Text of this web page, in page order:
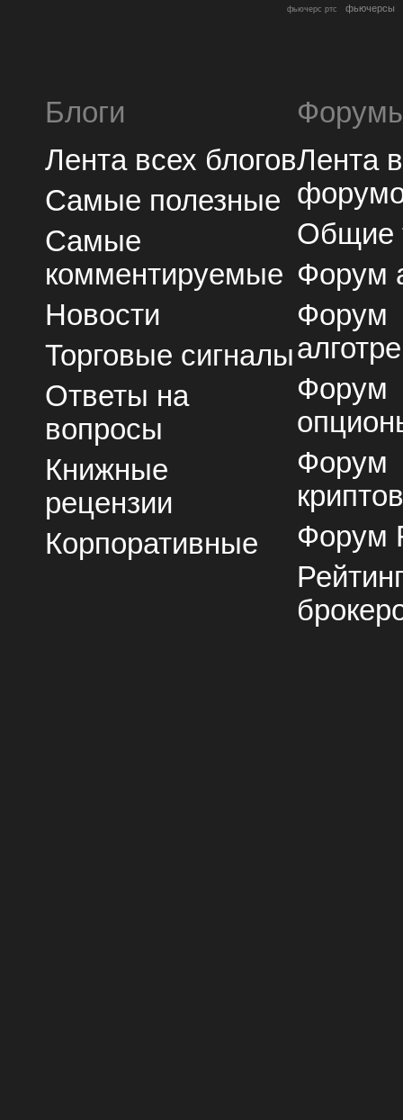
фьючерс ртс фьючерсы
Блоги
Лента всех блогов
Самые полезные
Самые
комментируемые
Новости
Торговые сигналы
Ответы на
вопросы
Книжные
рецензии
Корпоративные
Лента
Общие
Форум
Форум
Форум
Форум
Форум